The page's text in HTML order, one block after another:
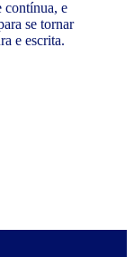
contínua, e
se tornar
e escrita.